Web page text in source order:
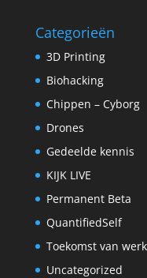
Categorieën
3D Printing
Biohacking
Chippen – Cyborg
Drones
Gedeelde kennis
KIJK LIVE
Permanent Beta
QuantifiedSelf
Toekomst van werk
Uncategorized